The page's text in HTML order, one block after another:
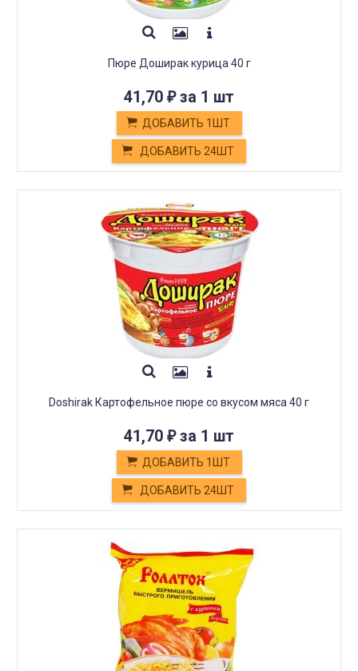
Пюре Доширак курица 40 г
41,70 ₽за 1 шт
ДОБАВИТЬ 1ШТ
ДОБАВИТЬ 24ШТ
Doshirak Картофельное пюре со вкусом мяса 40 г
41,70 ₽за 1 шт
ДОБАВИТЬ 1ШТ
ДОБАВИТЬ 24ШТ